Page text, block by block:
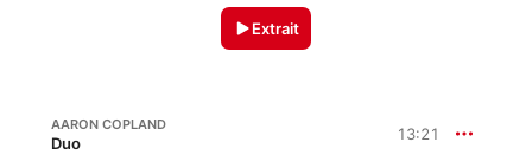
Extrait
AARON COPLAND
Duo 13:21